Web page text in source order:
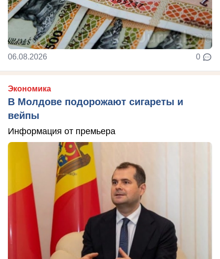
06.08.2026 0
Экономика
В Молдове подорожают сигареты и
вейпы
Информация от премьера